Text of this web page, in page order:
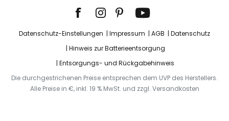
Datenschutz-Einstellungen Impressum AGB
Datenschutz
Hinweis zur Batterieentsorgung
Entsorgungs- und Rückgabehinweis
Die durchgestrichenen Preise entsprechen dem UVP des Herstellers.
Alle Preise in €, inkl. 19 % MwSt. und zzgl. Versandkosten